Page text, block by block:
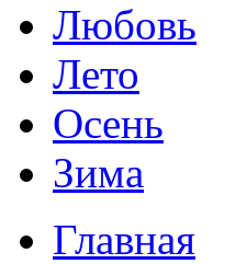
Любовь
Лето
Осень
Зима
Главная